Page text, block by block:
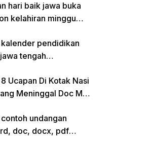
hari baik jawa buka
kelahiran minggu
pendidikan
tengah
Ucapan Di Kotak Nasi
Meninggal Doc Ms.
undangan
doc, docx, pdf